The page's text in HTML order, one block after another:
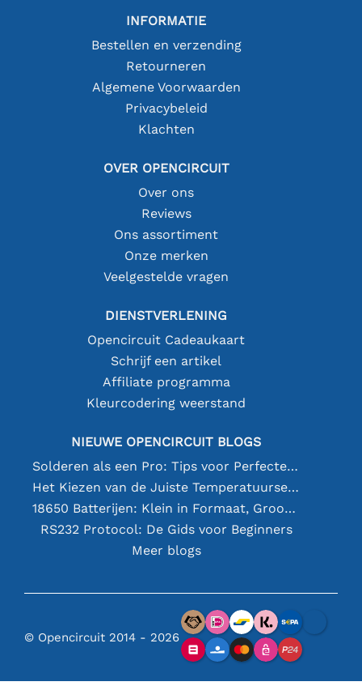
INFORMATIE
Bestellen en verzending
Retourneren
Algemene Voorwaarden
Privacybeleid
Klachten
OVER OPENCIRCUIT
Over ons
Reviews
Ons assortiment
Onze merken
Veelgestelde vragen
DIENSTVERLENING
Opencircuit Cadeaukaart
Schrijf een artikel
Affiliate programma
Kleurcodering weerstand
NIEUWE OPENCIRCUIT BLOGS
Solderen als een Pro: Tips voor Perfecte Elektronische Verbindingen
Het Kiezen van de Juiste Temperatuursensor [youtube]
18650 Batterijen: Klein in Formaat, Groot in Prestatie
RS232 Protocol: De Gids voor Beginners
Meer blogs
© Opencircuit 2014 - 2026